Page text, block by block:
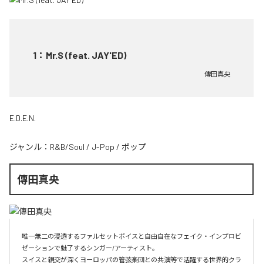
1 ： Mr.S (feat. JAY'ED)
傳田真央
E.D.E.N.
ジャンル： R&B/Soul / J-Pop / ポップ
傳田真央
唯一無二の浸透するファルセットボイスと自由自在なフェイク・インプロビ
ゼーションで魅了するシンガー/アーティスト。
スイスと親交が深くヨーロッパの管弦楽団との共演等で活躍する世界的クラ